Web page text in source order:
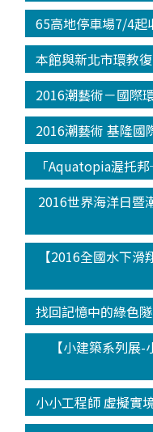
65高地停車場7/4起
本館與新北市環教
2016潮藝術－國際
2016潮藝術 基隆國
「Aquatopia渥托
2016世界海洋日暨
【2016全國水下
找回記憶中的綠色
【小建築系列展
小小工程師 虛擬實